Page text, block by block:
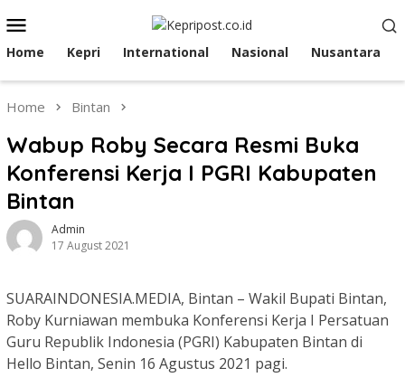
to
contentMenu
Home Kepri International Nasional Nusantara
Home Bintan
Wabup Roby Secara Resmi Buka
Konferensi Kerja I PGRI Kabupaten
Bintan
Admin
17 August 2021
SUARAINDONESIA.MEDIA, Bintan – Wakil Bupati Bintan,
Roby Kurniawan membuka Konferensi Kerja I Persatuan
Guru Republik Indonesia (PGRI) Kabupaten Bintan di
Hello Bintan, Senin 16 Agustus 2021 pagi.